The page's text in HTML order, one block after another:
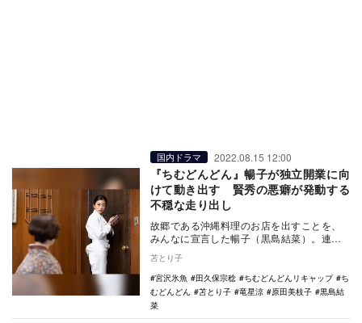
国内ドラマ 2022.08.15 12:00
『ちむどんどん』暢子が独立開業に向
けて動き出す 賢秀の悪癖が発動する
不穏な走り出し
故郷である沖縄料理のお店を出すことを、
みんなに宣言した暢子（黒島結菜）。連続
第19週は、…
苫とり子
宮沢氷魚
田久保宗稔 ちむどんどんリキャップ
ち
むどんどん
苫とり子 竜星涼 原田美枝子
黒島結
菜